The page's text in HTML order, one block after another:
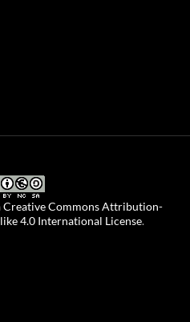
Creative Commons Attribution-
4.0 International License.